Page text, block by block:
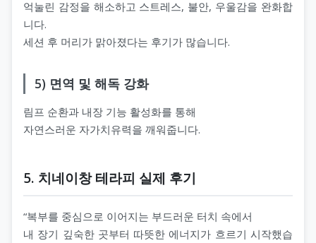
억눌린 감정을 해소하고 스트레스, 불안, 우울감을 완화합
니다.
세션 후 머리가 맑아졌다는 후기가 많습니다.
5) 면역 및 해독 강화
림프 순환과 내장 기능 활성화를 통해
자연스러운 자가치유력을 깨워줍니다.
5. 치네이창 테라피 실제 후기
“복부를 중심으로 이어지는 부드러운 터치 속에서
내 장기 깊숙한 곳부터 따뜻한 에너지가 흐르기 시작했습